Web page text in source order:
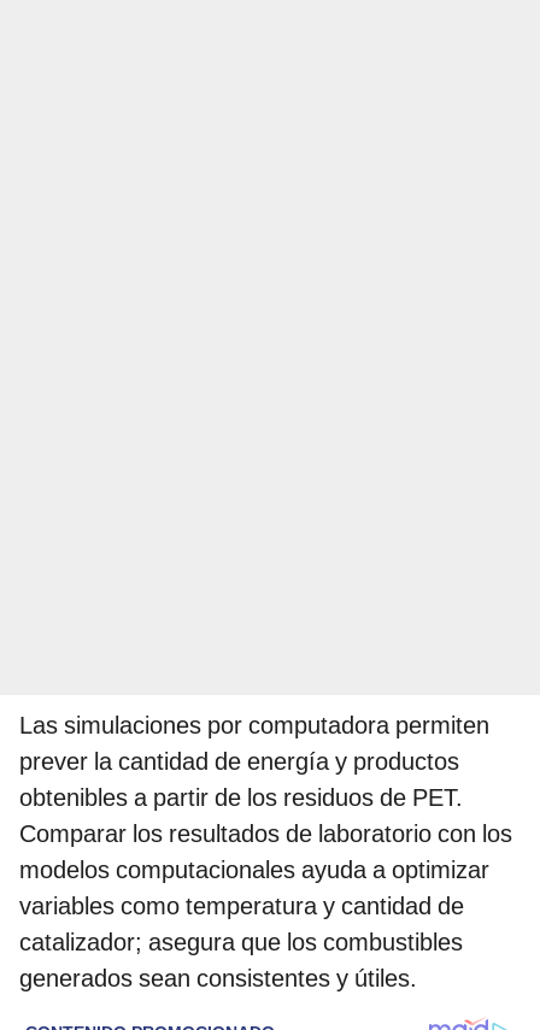
Las simulaciones por computadora permiten
prever la cantidad de energía y productos
obtenibles a partir de los residuos de PET.
Comparar los resultados de laboratorio con los
modelos computacionales ayuda a optimizar
variables como temperatura y cantidad de
catalizador; asegura que los combustibles
generados sean consistentes y útiles.